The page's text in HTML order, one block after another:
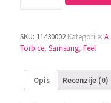
SKU: 11430002 Kategorije: A
Torbice, Samsung, Feel
Opis Recenzije (0)